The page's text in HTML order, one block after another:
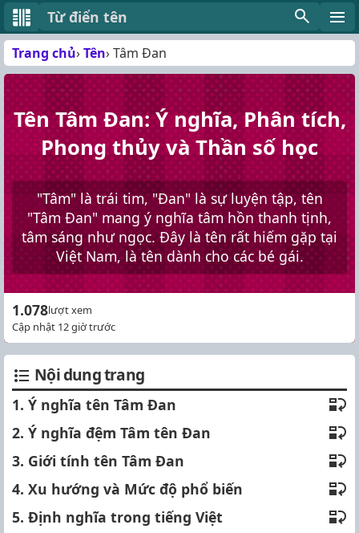
Từ điển tên
Trang chủ Tên Tâm Đan
Tên Tâm Đan: Ý nghĩa, Phân tích,
Phong thủy và Thần số học
"Tâm" là trái tim, "Đan" là sự luyện tập, tên
"Tâm Đan" mang ý nghĩa tâm hồn thanh tịnh,
tâm sáng như ngọc. Đây là tên rất hiếm gặp tại
Việt Nam, là tên dành cho các bé gái.
1.078lượt xem
Cập nhật 12 giờ trước
Nội dung trang
1. Ý nghĩa tên Tâm Đan
2. Ý nghĩa đệm Tâm tên Đan
3. Giới tính tên Tâm Đan
4. Xu hướng và Mức độ phổ biến
5. Định nghĩa trong tiếng Việt